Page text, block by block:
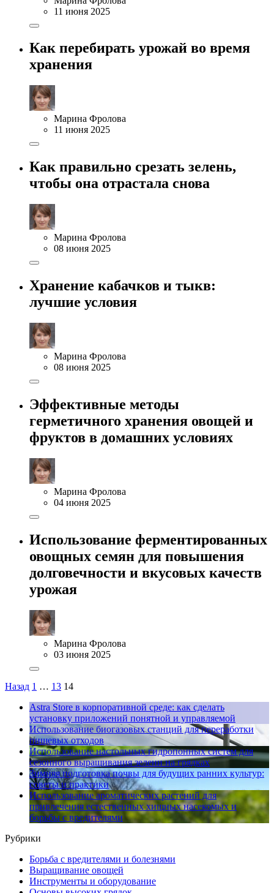
11 июня 2025
Как перебирать урожай во время
хранения
Марина Фролова
11 июня 2025
Как правильно срезать зелень,
чтобы она отрастала снова
Марина Фролова
08 июня 2025
Хранение кабачков и тыкв:
лучшие условия
Марина Фролова
08 июня 2025
Эффективные методы
герметичного хранения овощей и
фруктов в домашних условиях
Марина Фролова
04 июня 2025
Использование ферментированных
овощных семян для повышения
долговечности и вкусовых качеств
урожая
Марина Фролова
03 июня 2025
Назад 1 … 13 14
Astra Store в корпоративной среде: как сделать
установку приложений понятной и управляемой
Использование биогазовых станций для переработки
пищевых отходов
Использование настольных гидропонных систем для
сезонного выращивания зелени на грядках
Зимняя подготовка почвы для будущих ранних культур:
советы и практики
Использование ароматических растений для
привлечения естественных хищных насекомых и
борьбы с вредителями
Рубрики
Борьба с вредителями и болезнями
Выращивание овощей
Инструменты и оборудование